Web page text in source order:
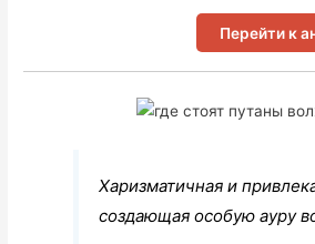
Перейти к
Харизматичная и
создающая особую ауру